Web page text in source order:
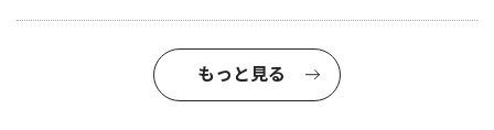
もっと見る